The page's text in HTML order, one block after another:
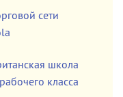
сети
школа
класса